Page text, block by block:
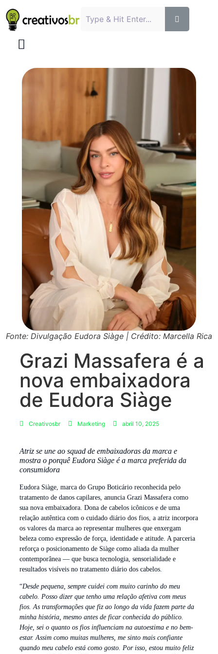
Fonte: Divulgação Eudora Siàge | Crédito: Marcella Rica
Grazi Massafera é a
nova embaixadora
de Eudora Siàge
Creativosbr Marketing abril 10, 2025
Atriz se une ao squad de embaixadoras da marca e
mostra o porquê Eudora Siàge é a marca preferida da
consumidora
Eudora Siàge, marca do Grupo Boticário reconhecida pelo
tratamento de danos capilares, anuncia Grazi Massafera como
sua nova embaixadora. Dona de cabelos icônicos e de uma
relação autêntica com o cuidado diário dos fios, a atriz incorpora
os valores da marca ao representar mulheres que enxergam
beleza como expressão de força, identidade e atitude. A parceria
reforça o posicionamento de Siàge como aliada da mulher
contemporânea — que busca tecnologia, sensorialidade e
resultados visíveis no tratamento diário dos cabelos.
“Desde pequena, sempre cuidei com muito carinho do meu
cabelo. Posso dizer que tenho uma relação afetiva com meus
fios. As transformações que fiz ao longo da vida fazem parte da
minha história, mesmo antes de ficar conhecida do público.
Hoje, sei o quanto os fios influenciam na autoestima e no bem-
estar. Assim como muitas mulheres, me sinto mais confiante
quando meu cabelo está como gosto. Por isso, estou muito feliz